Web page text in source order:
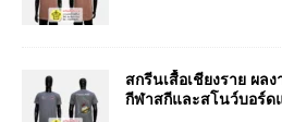
สกรีนเสื้อเชียงราย ผล
กีฬาสกีและสโนว์บอร์ด